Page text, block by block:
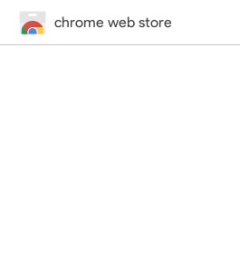
chrome web store